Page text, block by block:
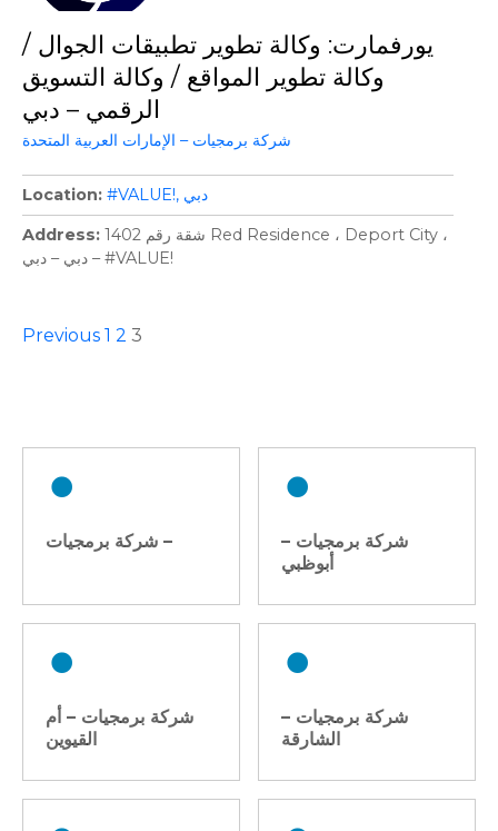
يورفمارت: وكالة تطوير تطبيقات الجوال /
وكالة تطوير المواقع / وكالة التسويق
الرقمي – دبي
شركة برمجيات – الإمارات العربية المتحدة
Location #VALUE! دبي
Address شقة رقم 1402 Red Residence ، Deport City ،
دبي – دبي – #VALUE!
P
s
a
a
Previous 1 2 3
شركة برمجيات –
شركة برمجيات –
أبوظبي
شركة برمجيات – أم
القيوين
شركة برمجيات –
الشارقة